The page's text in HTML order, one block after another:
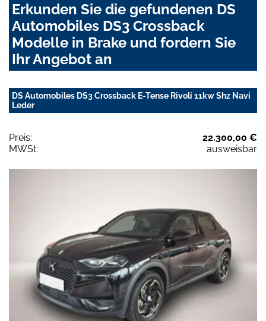
Erkunden Sie die gefundenen DS
Automobiles DS3 Crossback
Modelle in Brake und fordern Sie
Ihr Angebot an
DS Automobiles DS3 Crossback E-Tense Rivoli 11kw Shz Navi
Leder
Preis:
22.300,00 €
MWSt:
ausweisbar